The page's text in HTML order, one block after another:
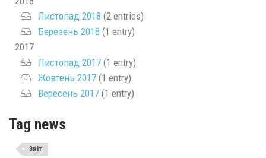
Листопад 2018 (2 entries)
Березень 2018 (1 entry)
2017
Листопад 2017 (1 entry)
Жовтень 2017 (1 entry)
Вересень 2017 (1 entry)
Tag news
Звіт